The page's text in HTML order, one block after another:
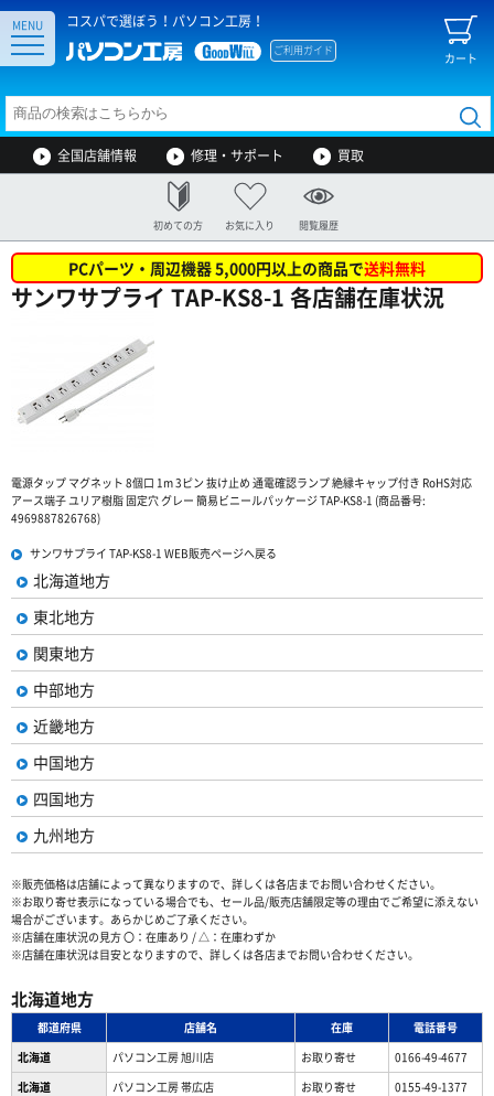
コスパで選ぼう！パソコン工房！
カート
ご利用ガイド
MENU
全国店舗情報 修理・サポート 買取
初めての方 お気に入り 閲覧履歴
PCパーツ・周辺機器 5,000円以上の商品で送料無料
サンワサプライ TAP-KS8-1 各店舗在庫状況
電源タップ マグネット 8個口 1m 3ピン 抜け止め 通電確認ランプ 絶縁キャップ付き RoHS対応
アース端子 ユリア樹脂 固定穴 グレー 簡易ビニールパッケージ TAP-KS8-1 (商品番号:
4969887826768)
サンワサプライ TAP-KS8-1 WEB販売ページへ戻る
北海道地方
東北地方
関東地方
中部地方
近畿地方
中国地方
四国地方
九州地方
※販売価格は店舗によって異なりますので、詳しくは各店までお問い合わせください。
※お取り寄せ表示になっている場合でも、セール品/販売店舗限定等の理由でご希望に添えない
場合がございます。あらかじめご了承ください。
※店舗在庫状況の見方 〇：在庫あり / △：在庫わずか
※店舗在庫状況は目安となりますので、詳しくは各店までお問い合わせください。
北海道地方
都道府県 店舗名 在庫
電話番号
北海道
パソコン工房 旭川店 お取り寄せ
0166-49-4677
北海道
パソコン工房 帯広店 お取り寄せ
0155-49-1377